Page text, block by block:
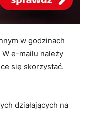
w godzinach
e-mailu należy
się skorzystać.
działających na